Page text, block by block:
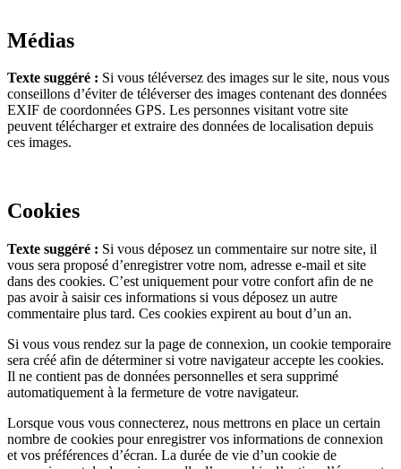
Médias
Texte suggéré : Si vous téléversez des images sur le site, nous vous
conseillons d’éviter de téléverser des images contenant des données
EXIF de coordonnées GPS. Les personnes visitant votre site
peuvent télécharger et extraire des données de localisation depuis
ces images.
Cookies
Texte suggéré : Si vous déposez un commentaire sur notre site, il
vous sera proposé d’enregistrer votre nom, adresse e-mail et site
dans des cookies. C’est uniquement pour votre confort afin de ne
pas avoir à saisir ces informations si vous déposez un autre
commentaire plus tard. Ces cookies expirent au bout d’un an.
Si vous vous rendez sur la page de connexion, un cookie temporaire
sera créé afin de déterminer si votre navigateur accepte les cookies.
Il ne contient pas de données personnelles et sera supprimé
automatiquement à la fermeture de votre navigateur.
Lorsque vous vous connecterez, nous mettrons en place un certain
nombre de cookies pour enregistrer vos informations de connexion
et vos préférences d’écran. La durée de vie d’un cookie de